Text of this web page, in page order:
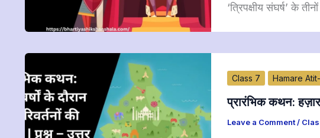
‘त्रिपक्षीय संघर्ष’ के
Class 7 Hamare
प्रारंभिक कथन:
Leave a Comment/